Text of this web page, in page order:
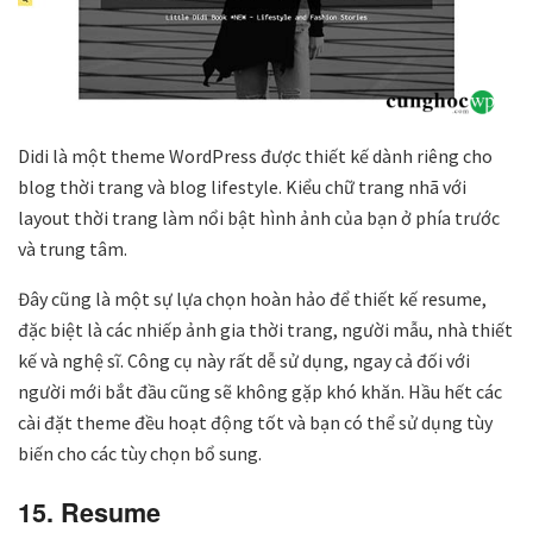
Didi là một theme WordPress được thiết kế dành riêng cho
blog thời trang và blog lifestyle. Kiểu chữ trang nhã với
layout thời trang làm nổi bật hình ảnh của bạn ở phía trước
và trung tâm.
Đây cũng là một sự lựa chọn hoàn hảo để thiết kế resume,
đặc biệt là các nhiếp ảnh gia thời trang, người mẫu, nhà thiết
kế và nghệ sĩ. Công cụ này rất dễ sử dụng, ngay cả đối với
người mới bắt đầu cũng sẽ không gặp khó khăn. Hầu hết các
cài đặt theme đều hoạt động tốt và bạn có thể sử dụng tùy
biến cho các tùy chọn bổ sung.
15. Resume